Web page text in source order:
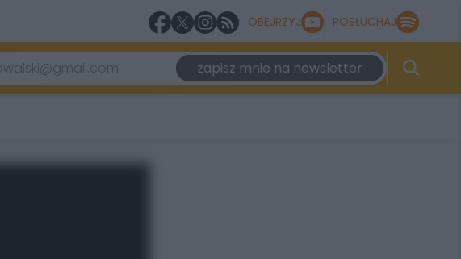
OBEJRZYJ POSŁUCHAJ
zapisz mnie na newsletter